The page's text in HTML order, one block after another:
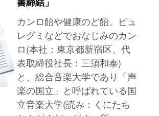
カンロ飴や健康のど飴、ピュ
レグミなどでおなじみのカン
ロ(本社：東京都新宿区、代
表取締役社長：三須和泰)
と、総合音楽大学であり「声
楽の国立」と呼ばれている国
立音楽大学(読み：くにたち